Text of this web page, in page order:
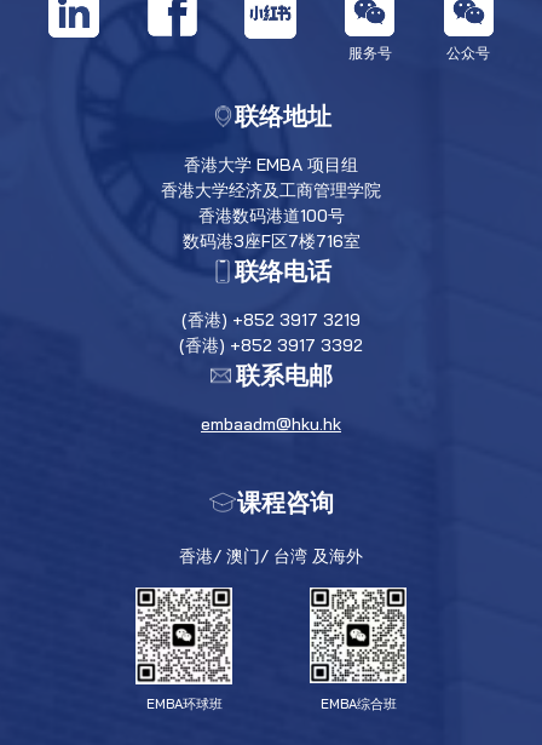
服务号 公众号
联络地址
香港大学 EMBA 项目组
香港大学经济及工商管理学院
香港数码港道100号
数码港3座F区7楼716室
联络电话
(香港) +852 3917 3219
(香港) +852 3917 3392
联系电邮
embaadm@hku.hk
课程咨询
香港/ 澳门/ 台湾 及海外
EMBA环球班 EMBA综合班